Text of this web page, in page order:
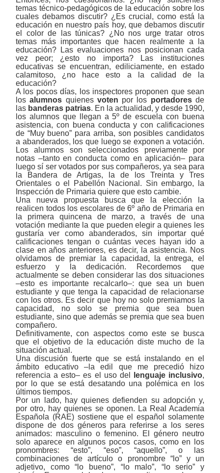
temas técnico-pedagógicos de la educación sobre los
cuales debamos discutir? ¿Es crucial, como está la
educación en nuestro país hoy, que debamos discutir
el color de las túnicas? ¿No nos urge tratar otros
temas más importantes que hacen realmente a la
educación? Las evaluaciones nos posicionan cada
vez peor; ¿esto no importa? Las instituciones
educativas se encuentran, ediliciamente, en estado
calamitoso, ¿no hace esto a la calidad de la
educación?
A los pocos días, los inspectores proponen que sean
losalumnos quienes voten por los portadoresde
las banderas patrias. En la actualidad, y desde 1990,
los alumnos que llegan a 5º de escuela con buena
asistencia, con buena conducta y con calificaciones
de “Muy bueno” para arriba, son posibles candidatos
a abanderados, los que luego se exponen a votación.
Los alumnos son seleccionados previamente por
notas ‒tanto en conducta como en aplicación‒ para
luego sí ser votados por sus compañeros, ya sea para
la Bandera de Artigas, la de los Treinta y Tres
Orientales o el Pabellón Nacional. Sin embargo, la
Inspección de Primaria quiere que esto cambie.
Una nueva propuesta busca que la elección la
realicen todos los escolares de 6º año de Primaria en
la primera quincena de marzo, a través de una
votación mediante la que pueden elegir a quienes les
gustaría ver como abanderados, sin importar qué
calificaciones tengan o cuántas veces hayan ido a
clase en años anteriores, es decir, la asistencia. Nos
olvidamos de premiar la capacidad, la entrega, el
esfuerzo y la dedicación. Recordemos que
actualmente se deben considerar las dos situaciones
‒esto es importante recalcarlo‒: que sea un buen
estudiante y que tenga la capacidad de relacionarse
con los otros. Es decir que hoy no solo premiamos la
capacidad, no solo se premia que sea buen
estudiante, sino que además se premia que sea buen
compañero.
Definitivamente, con aspectos como este se busca
que el objetivo de la educación diste mucho de la
situación actual.
Una discusión fuerte que se está instalando en el
ámbito educativo ‒la edil que me precedió hizo
referencia a esto‒ es el uso del
lenguaje inclusivo,
por lo que se está desatando una polémica en los
últimos tiempos.
Por un lado, hay quienes defienden su adopción y,
por otro, hay quienes se oponen. La Real Academia
Española (RAE) sostiene que el español solamente
dispone de dos géneros para referirse a los seres
animados: masculino o femenino. El género neutro
solo aparece en algunos pocos casos, como en los
pronombres: “esto”, “eso”, “aquello”, o las
combinaciones de artículo o pronombre “lo” y un
adjetivo, como “lo bueno”, “lo malo”, “lo serio” y